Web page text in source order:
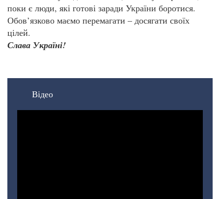
поки є люди, які готові заради України боротися.
Обов’язково маємо перемагати – досягати своїх
цілей.
Слава Україні!
Відео